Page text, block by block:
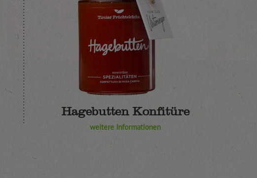
Hagebutten Konfitüre
weitere Informationen